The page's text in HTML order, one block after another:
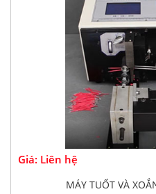
Giá: Liên hệ
MÁY TUỐT VÀ